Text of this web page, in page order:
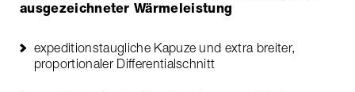
ausgezeichneter Wärmeleistung
expeditionstaugliche Kapuze und extra breiter,
proportionaler Differentialschnitt